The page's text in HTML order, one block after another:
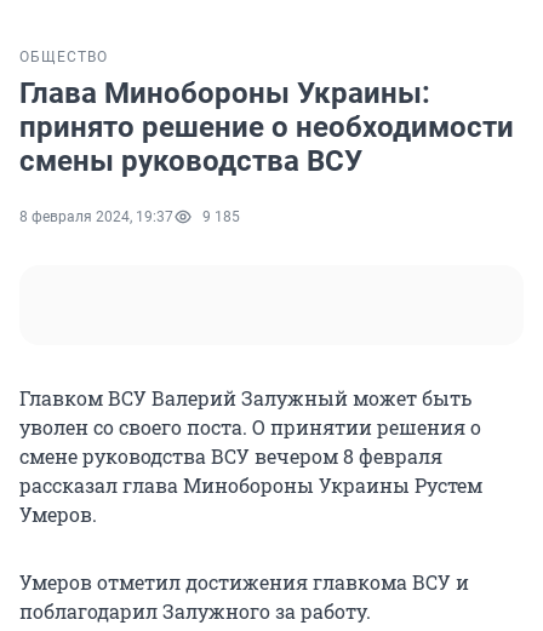
ОБЩЕСТВО
Глава Минобороны Украины:
принято решение о необходимости
смены руководства ВСУ
8 февраля 2024, 19:37 9 185
Главком ВСУ Валерий Залужный может быть
уволен со своего поста. О принятии решения о
смене руководства ВСУ вечером 8 февраля
рассказал глава Минобороны Украины Рустем
Умеров.
Умеров отметил достижения главкома ВСУ и
поблагодарил Залужного за работу.